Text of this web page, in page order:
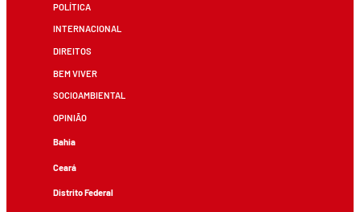
POLÍTICA
INTERNACIONAL
DIREITOS
BEM VIVER
SOCIOAMBIENTAL
OPINIÃO
Bahia
Ceará
Distrito Federal